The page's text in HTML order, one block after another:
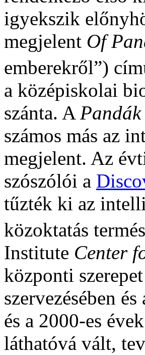
igyekszik
megjelent Of
emberekről”)
a középiskolai
szánta. A Pandák
számos más az
megjelent. Az
szószólói a
tűzték ki az
közoktatás
Institute Center
központi
szervezésében
és a 2000-es
láthatóvá vált,